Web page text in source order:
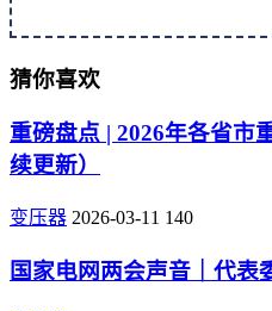
猜你喜欢
重磅盘点 | 2026年各省市
续更新）
变压器 2026-03-11 140
国家电网两会声音｜代表